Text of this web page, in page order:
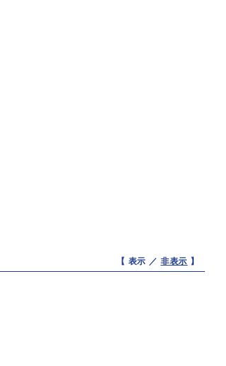
【 表示 ／ 非表示 】